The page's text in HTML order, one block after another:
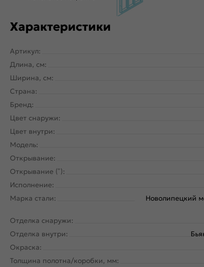
Характеристики
Артикул:
Длина, см:
Ширина, см:
Страна:
Бренд:
Цвет снаружи:
Цвет внутри:
Модель:
Открывание:
Открывание (˚):
Исполнение:
Марка стали:
Новолипецкий
Отделка снаружи:
Отделка внутри:
Окраска:
Толщина полотна/коробки, мм: